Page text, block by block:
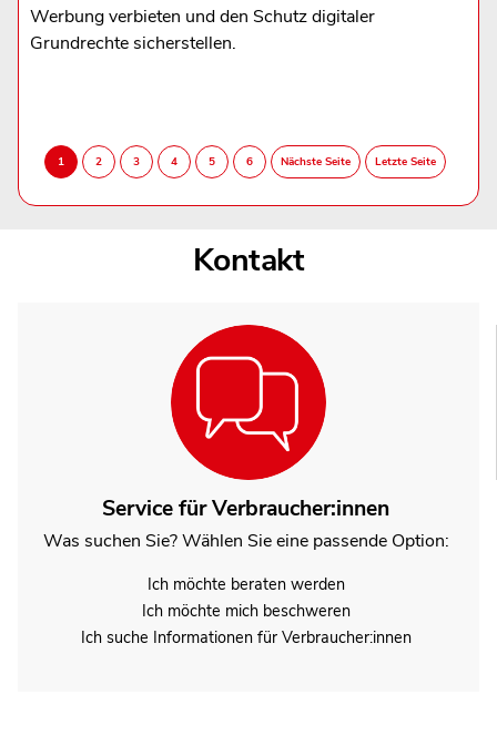
Werbung verbieten und den Schutz digitaler
Grundrechte sicherstellen.
Kontakt
Service für Verbraucher:innen
Was suchen Sie? Wählen Sie eine passende Option:
Ich möchte beraten werden
Ich möchte mich beschweren
Ich suche Informationen für Verbraucher:innen